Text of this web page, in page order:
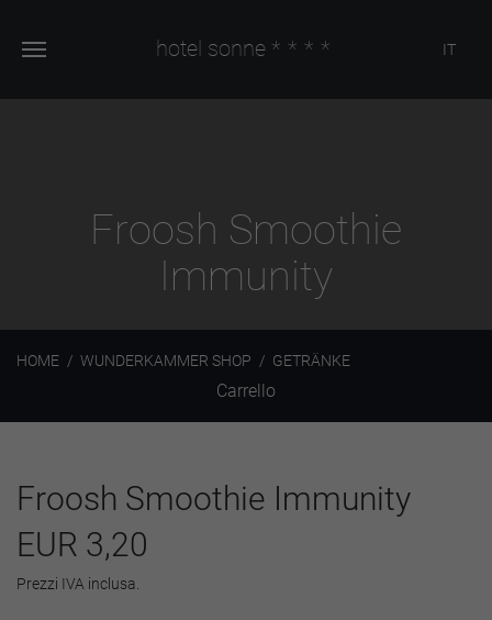
hotel sonne **** IT
Froosh Smoothie
Immunity
HOME WUNDERKAMMER SHOP GETRÄNKE
Carrello
Froosh Smoothie Immunity
EUR 3,20
Prezzi IVA inclusa.